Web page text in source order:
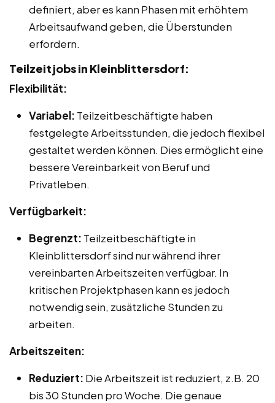
definiert, aber es kann Phasen mit erhöhtem
Arbeitsaufwand geben, die Überstunden
erfordern.
Teilzeitjobs in Kleinblittersdorf:
Flexibilität:
Variabel: Teilzeitbeschäftigte haben
festgelegte Arbeitsstunden, die jedoch flexibel
gestaltet werden können. Dies ermöglicht eine
bessere Vereinbarkeit von Beruf und
Privatleben.
Verfügbarkeit:
Begrenzt: Teilzeitbeschäftigte in
Kleinblittersdorf sind nur während ihrer
vereinbarten Arbeitszeiten verfügbar. In
kritischen Projektphasen kann es jedoch
notwendig sein, zusätzliche Stunden zu
arbeiten.
Arbeitszeiten:
Reduziert: Die Arbeitszeit ist reduziert, z.B. 20
bis 30 Stunden pro Woche. Die genaue